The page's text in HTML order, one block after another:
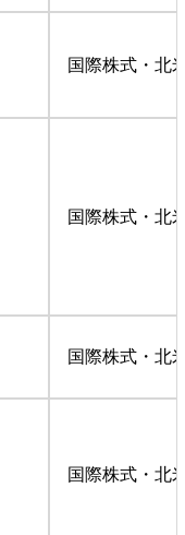
国際株式・北
国際株式・北
国際株式・北
国際株式・北